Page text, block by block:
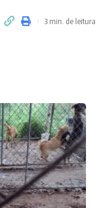
3 min. de leitura